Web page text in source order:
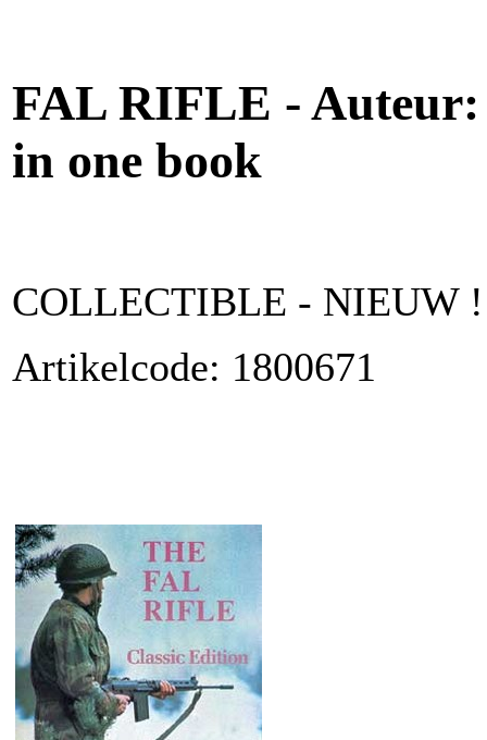
FAL RIFLE - Auteur:
in one book
COLLECTIBLE - NIEUW
Artikelcode: 1800671